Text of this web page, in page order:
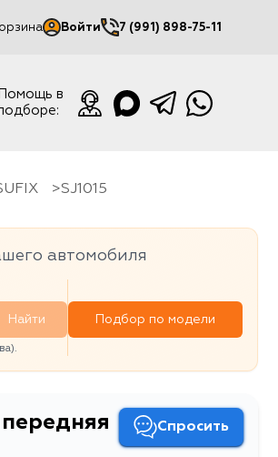
Войти
Мой кабинет
7 (991) 898-75-11
Помощь в
SUFIX SJ1015
автомобиля
Найти Подбор по модели
передняя
Спросить